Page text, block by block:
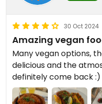
30 Oct 2024
Amazing vegan
Many vegan options,
delicious and the
definitely come back :)